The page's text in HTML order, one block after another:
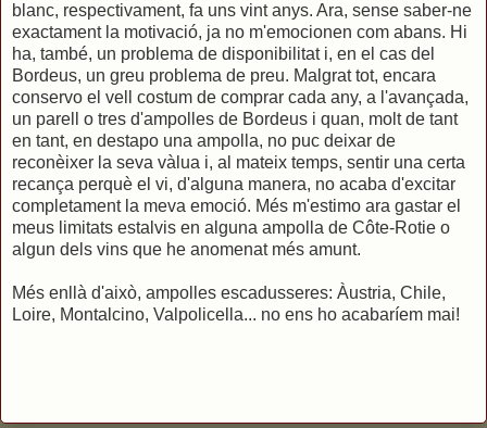
blanc, respectivament, fa uns vint anys. Ara, sense saber-ne
exactament la motivació, ja no m'emocionen com abans. Hi
ha, també, un problema de disponibilitat i, en el cas del
Bordeus, un greu problema de preu. Malgrat tot, encara
conservo el vell costum de comprar cada any, a l'avançada,
un parell o tres d'ampolles de Bordeus i quan, molt de tant
en tant, en destapo una ampolla, no puc deixar de
reconèixer la seva vàlua i, al mateix temps, sentir una certa
recança perquè el vi, d'alguna manera, no acaba d'excitar
completament la meva emoció. Més m'estimo ara gastar el
meus limitats estalvis en alguna ampolla de Côte-Rotie o
algun dels vins que he anomenat més amunt.
Més enllà d'això, ampolles escadusseres: Àustria, Chile,
Loire, Montalcino, Valpolicella... no ens ho acabaríem mai!